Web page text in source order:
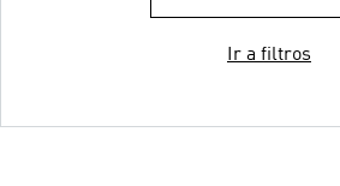
Ir a filtros